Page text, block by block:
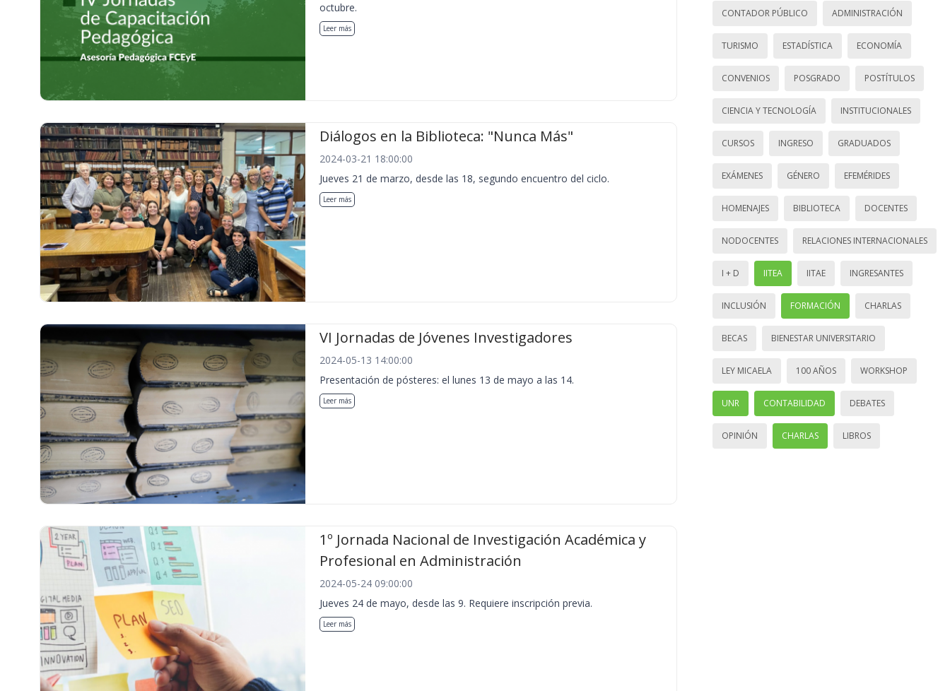
octubre.
Leer más
Diálogos en la Biblioteca: "Nunca Más"
2024-03-21 18:00:00
Jueves 21 de marzo, desde las 18, segundo encuentro del ciclo.
Leer más
VI Jornadas de Jóvenes Investigadores
2024-05-13 14:00:00
Presentación de pósteres: el lunes 13 de mayo a las 14.
Leer más
1º Jornada Nacional de Investigación Académica y
Profesional en Administración
2024-05-24 09:00:00
Jueves 24 de mayo, desde las 9. Requiere inscripción previa.
Leer más
CONTADOR PÚBLICO ADMINISTRACIÓN
TURISMO ESTADÍSTICA ECONOMÍA
CONVENIOS POSGRADO POSTÍTULOS
CIENCIA Y TECNOLOGÍA INSTITUCIONALES
CURSOS INGRESO GRADUADOS
EXÁMENES GÉNERO EFEMÉRIDES
HOMENAJES BIBLIOTECA DOCENTES
NODOCENTES RELACIONES INTERNACIONALES
I + D IITEA IITAE INGRESANTES
INCLUSIÓN FORMACIÓN CHARLAS
BECAS BIENESTAR UNIVERSITARIO
LEY MICAELA 100 AÑOS WORKSHOP
UNR CONTABILIDAD DEBATES
OPINIÓN CHARLAS LIBROS